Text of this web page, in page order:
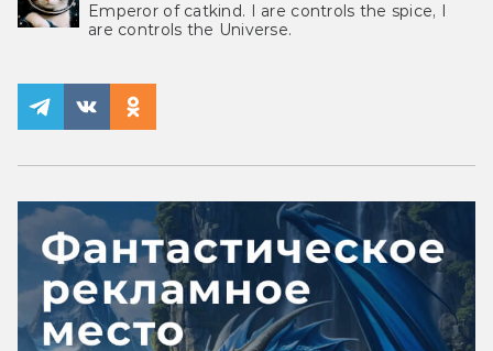
Emperor of catkind. I are controls the spice, I
are controls the Universe.